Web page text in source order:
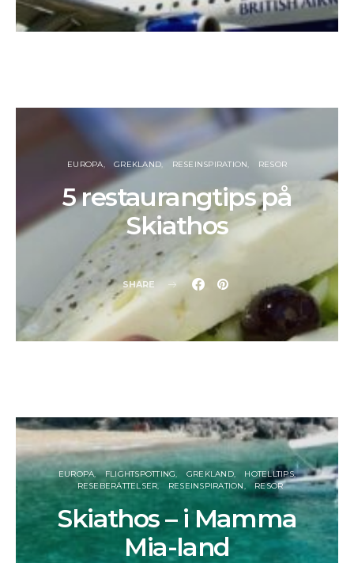
EUROPA GREKLAND RESEINSPIRATION RESOR
5 restaurangtips på
Skiathos
SHARE
EUROPA FLIGHTSPOTTING GREKLAND
HOTELLTIPS
RESEBERÄTTELSER
RESEINSPIRATION RESOR
Skiathos – i Mamma
Mia-land